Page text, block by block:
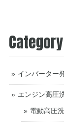
Category
インバーター
エンジン高圧
電動高圧